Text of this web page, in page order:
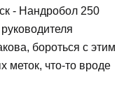
- Нандробол 250
бороться с этим
меток, что-то вроде